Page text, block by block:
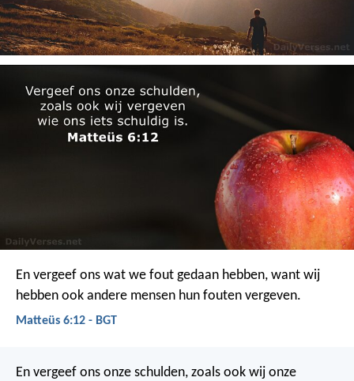
En vergeef ons wat we fout gedaan hebben, want wij
hebben ook andere mensen hun fouten vergeven.
Matteüs 6:12 - BGT
En vergeef ons onze schulden, zoals ook wij onze